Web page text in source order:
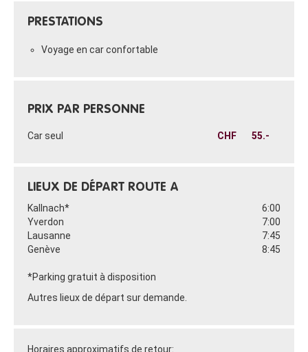
PRESTATIONS
Voyage en car confortable
PRIX PAR PERSONNE
Car seul CHF 55.-
LIEUX DE DÉPART ROUTE A
Kallnach*
6:00
Yverdon
7:00
Lausanne
7:45
Genève
8:45
*Parking gratuit à disposition
Autres lieux de départ sur demande.
Horaires approximatifs de retour: